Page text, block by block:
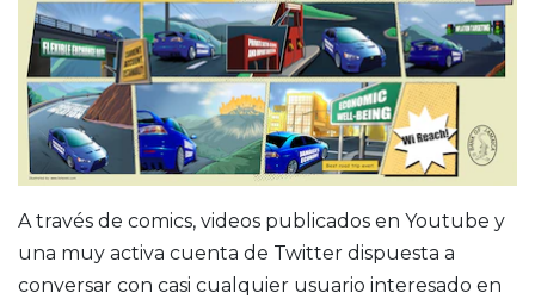
A través de comics, videos publicados en Youtube y
una muy activa cuenta de Twitter dispuesta a
conversar con casi cualquier usuario interesado en